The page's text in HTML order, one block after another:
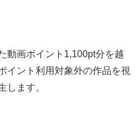
動画ポイント1,100pt分を越
イント利用対象外の作品を視
します。